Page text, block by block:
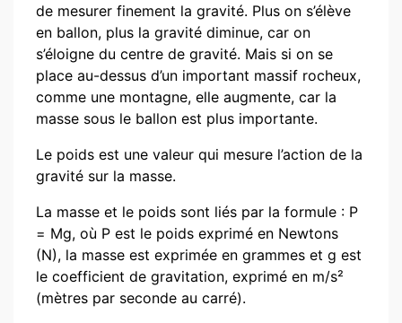
de mesurer finement la gravité. Plus on s’élève
en ballon, plus la gravité diminue, car on
s’éloigne du centre de gravité. Mais si on se
place au-dessus d’un important massif rocheux,
comme une montagne, elle augmente, car la
masse sous le ballon est plus importante.
Le poids est une valeur qui mesure l’action de la
gravité sur la masse.
La masse et le poids sont liés par la formule : P
= Mg, où P est le poids exprimé en Newtons
(N), la masse est exprimée en grammes et g est
le coefficient de gravitation, exprimé en m/s²
(mètres par seconde au carré).